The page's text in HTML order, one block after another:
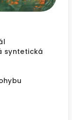
syntetická